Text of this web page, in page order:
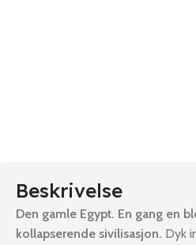
Beskrivelse
Den gamle Egypt. En gang en
kollapserende sivilisasjon. Dyk